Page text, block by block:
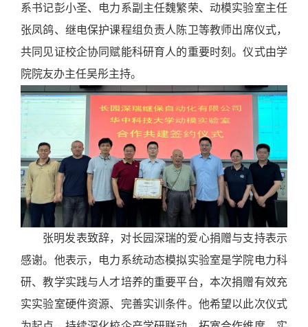
系书记彭小圣、
电力系副主任魏繁荣、动模实验室主任
张凤鸽、继电保护课程组负责人陈卫等教师出席仪式，
共同见证校企协同赋能科研育人的重要时刻。仪式由学
院院友办主任吴彤主持。
张明发表致辞，对长园深瑞的爱心捐赠与支持表示
感谢。他表示，电力系统动态模拟实验室是学院电力科
研、教学实践与人才培养的重要平台，本次捐赠有效充
实实验室硬件资源、完善实训条件。他希望以此次仪式